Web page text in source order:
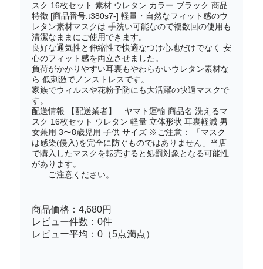
スク 16枚セット 素材 ウレタン カラー ブラック 商品
特徴 [商品番号:t380s7-] 軽量・自然なフィット感のウ
レタン素材マスクは 手洗い可能なので複数回の使用も
清潔なままにご使用できます。
良好な通気性と伸縮性で快適なつけ心地だけでなく 安
心のフィット感を両立させました。
負荷がかかりやすい耳裏もやわらかいウレタン素材な
ら 低刺激でノンストレスです。
家族でウィルスや花粉予防にも大活躍の快適マスクで
す。
配送情報 【配送業者】 ヤマト運輸 商品名 洗えるマ
スク 16枚セット ウレタン 軽量 立体形状 耳裏軽減 男
女兼用 3〜8歳児用 子供 サイズ ※ご注意： 「マスク
は感染(侵入)を完全に防ぐものではありません」当店
で購入したマスクを転売すると処罰対象となる可能性
があります。
ご注意ください。
商品価格：4,680円
レビュー件数：0件
レビュー平均：0（5点満点）